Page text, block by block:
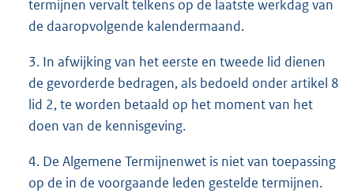
termijnen vervalt telkens op de laatste werkdag van
de daaropvolgende kalendermaand.
3. In afwijking van het eerste en tweede lid dienen
de gevorderde bedragen, als bedoeld onder artikel 8
lid 2, te worden betaald op het moment van het
doen van de kennisgeving.
4. De Algemene Termijnenwet is niet van toepassing
op de in de voorgaande leden gestelde termijnen.